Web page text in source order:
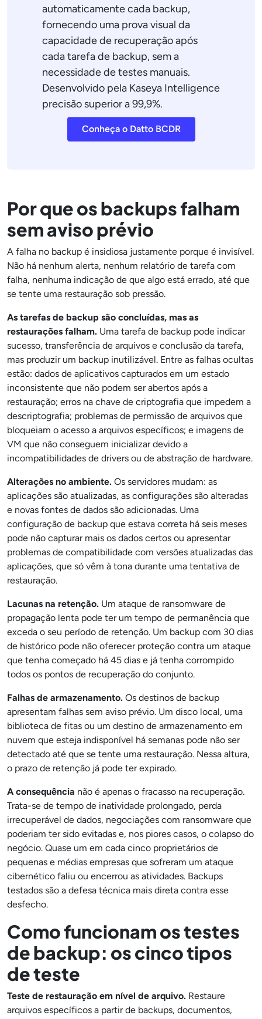
automaticamente cada backup,
fornecendo uma prova visual da
capacidade de recuperação após
cada tarefa de backup, sem a
necessidade de testes manuais.
Desenvolvido pela Kaseya Intelligence
precisão superior a 99,9%.
Conheça o Datto BCDR
Por que os backups falham
sem aviso prévio
A falha no backup é insidiosa justamente porque é invisível.
Não há nenhum alerta, nenhum relatório de tarefa com
falha, nenhuma indicação de que algo está errado, até que
se tente uma restauração sob pressão.
As tarefas de backup são concluídas, mas as
restaurações falham. Uma tarefa de backup pode indicar
sucesso, transferência de arquivos e conclusão da tarefa,
mas produzir um backup inutilizável. Entre as falhas ocultas
estão: dados de aplicativos capturados em um estado
inconsistente que não podem ser abertos após a
restauração; erros na chave de criptografia que impedem a
descriptografia; problemas de permissão de arquivos que
bloqueiam o acesso a arquivos específicos; e imagens de
VM que não conseguem inicializar devido a
incompatibilidades de drivers ou de abstração de hardware.
Alterações no ambiente. Os servidores mudam: as
aplicações são atualizadas, as configurações são alteradas
e novas fontes de dados são adicionadas. Uma
configuração de backup que estava correta há seis meses
pode não capturar mais os dados certos ou apresentar
problemas de compatibilidade com versões atualizadas das
aplicações, que só vêm à tona durante uma tentativa de
restauração.
Lacunas na retenção. Um ataque de ransomware de
propagação lenta pode ter um tempo de permanência que
exceda o seu período de retenção. Um backup com 30 dias
de histórico pode não oferecer proteção contra um ataque
que tenha começado há 45 dias e já tenha corrompido
todos os pontos de recuperação do conjunto.
Falhas de armazenamento. Os destinos de backup
apresentam falhas sem aviso prévio. Um disco local, uma
biblioteca de fitas ou um destino de armazenamento em
nuvem que esteja indisponível há semanas pode não ser
detectado até que se tente uma restauração. Nessa altura,
o prazo de retenção já pode ter expirado.
A consequência não é apenas o fracasso na recuperação.
Trata-se de tempo de inatividade prolongado, perda
irrecuperável de dados, negociações com ransomware que
poderiam ter sido evitadas e, nos piores casos, o colapso do
negócio. Quase um em cada cinco proprietários de
pequenas e médias empresas que sofreram um ataque
cibernético faliu ou encerrou as atividades. Backups
testados são a defesa técnica mais direta contra esse
desfecho.
Como funcionam os testes
de backup: os cinco tipos
de teste
Teste de restauração em nível de arquivo. Restaure
arquivos específicos a partir de backups, documentos,